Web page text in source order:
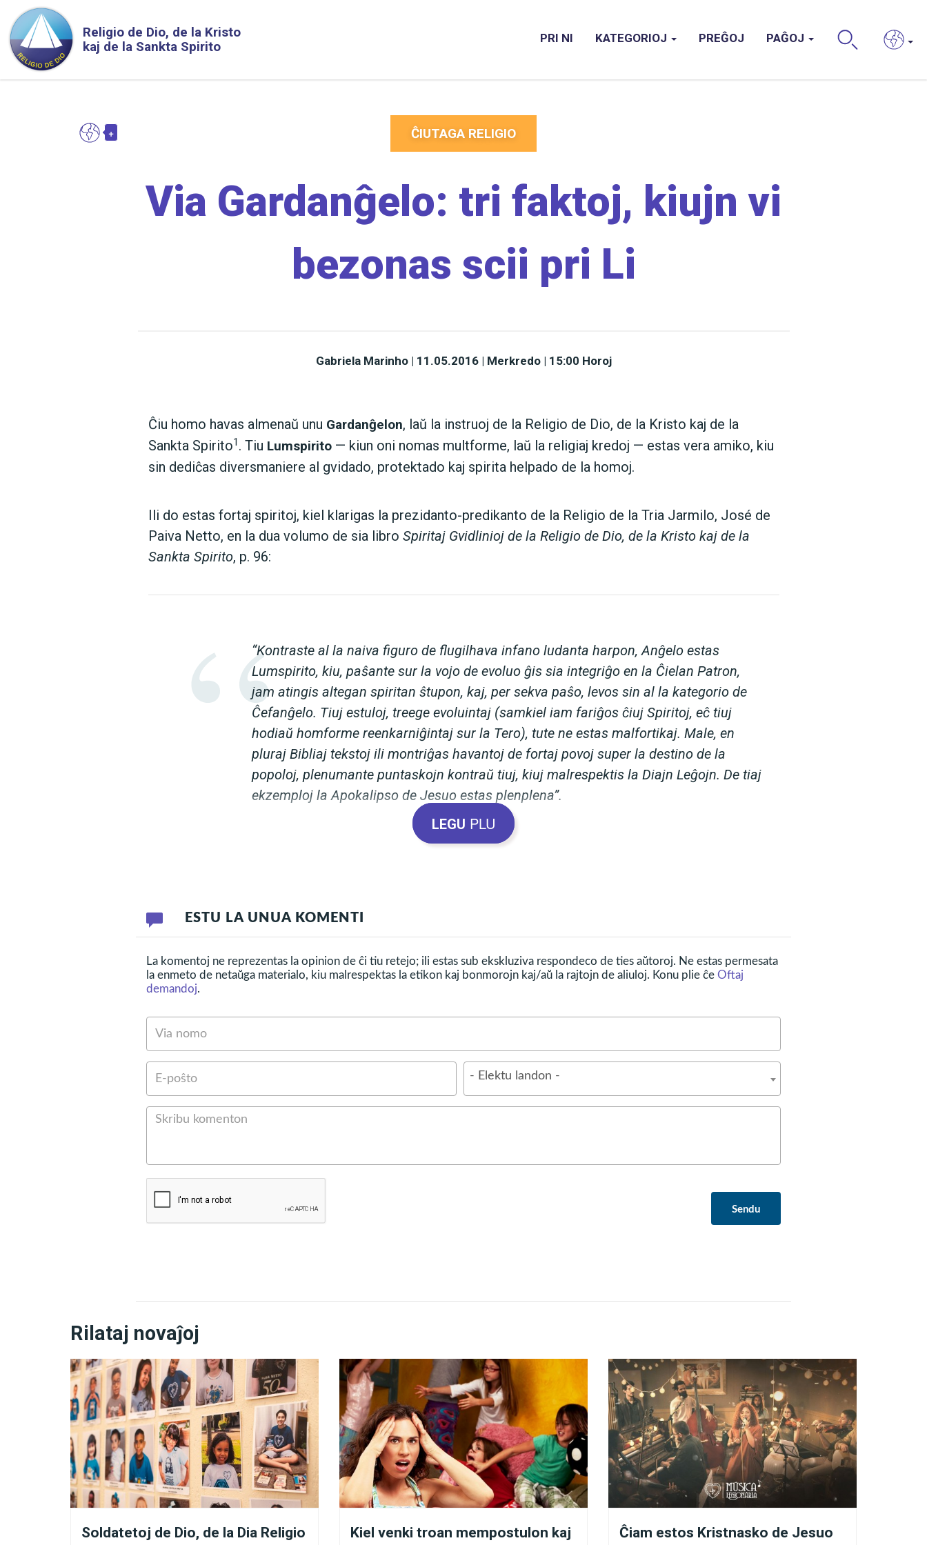
Skip to main content
Religio de Dio, de la Kristo
kaj de la Sankta Spirito
PRI NI KATEGORIOJ PREĜOJ PAĜOJ
+
ĈIUTAGA RELIGIO
Via Gardanĝelo: tri faktoj, kiujn vi
bezonas scii pri Li
Gabriela Marinho| 11.05.2016 | Merkredo | 15:00 Horoj
Ĉiu homo havas almenaŭ unu Gardanĝelon, laŭ la instruoj de la Religio de Dio, de la Kristo kaj de la
Sankta Spirito1 . Tiu Lumspirito— kiun oni nomas multforme, laŭ la religiaj kredoj — estas vera amiko, kiu
sin dediĉas diversmaniere al gvidado, protektado kaj spirita helpado de la homoj.
Ili do estas fortaj spiritoj, kiel klarigas la prezidanto-predikanto de la Religio de la Tria Jarmilo, José de
Paiva Netto, en la dua volumo de sia libro Spiritaj Gvidlinioj de la Religio de Dio, de la Kristo kaj de la
Sankta Spirito, p. 96:
“Kontraste al la naiva figuro de flugilhava infano ludanta harpon, Anĝelo estas
Lumspirito, kiu, paŝante sur la vojo de evoluo ĝis sia integriĝo en la Ĉielan Patron,
jam atingis altegan spiritan ŝtupon, kaj, per sekva paŝo, levos sin al la kategorio de
Ĉefanĝelo. Tiuj estuloj, treege evoluintaj (samkiel iam fariĝos ĉiuj Spiritoj, eĉ tiuj
hodiaŭ homforme reenkarniĝintaj sur la Tero), tute ne estas malfortikaj. Male, en
pluraj Bibliaj tekstoj ili montriĝas havantoj de fortaj povoj super la destino de la
popoloj, plenumante puntaskojn kontraŭ tiuj, kiuj malrespektis la Diajn Leĝojn. De tiaj
ekzemploj la Apokalipso de Jesuo estas plenplena”.
Tial, per ekumena pritrakto, ni prezentas tri fundamentajn faktojn, kiujn vi bezonas scii pri viaGardanĝelo.
Ilin ni prezentos surbaze de la konscio pri la anima senmorteco kaj la procezo de sinsekvaj vivoj, kiun ni
partoprenas:
+ Kio estas Reenkarniĝo kaj kial ĝi estas necesa?
1. Kiel via Gardanĝelo estis elektita por protekti vin?
La Religio de Universala Amo klarigas al ni, ke, je ĉiu reenkarniĝo, nia materia vivoobeas spiritan celon2,
pro kiu ni trapasas lernoprocezon. Kaj, por ke ni povu tute plenumi tiun celon, la Dia mizerikordo
permesas, ke ĉiu el ni, antaŭ ol reenkarniĝi, planu (en la spirita mondo) nian ekzistadon kaj firmigu
sindevigojn kun spiritoj helpontaj nin dum tiu vivovojo.
LEGU PLU
ESTU LA UNUA KOMENTI
La komentoj ne reprezentas la opinion de ĉi tiu retejo; ili estas sub ekskluziva respondeco de ties aŭtoroj. Ne estas permesata
la enmeto de netaŭga materialo, kiu malrespektas la etikon kaj bonmorojn kaj/aŭ la rajtojn de aliuloj. Konu plie ĉe Oftaj
demandoj.
- Elektu landon -
Sendu
Rilataj novaĵoj
Soldatetoj de Dio, de la Dia Religio Kiel venki troan mempostulon kaj Ĉiam estos Kristnasko de Jesuo